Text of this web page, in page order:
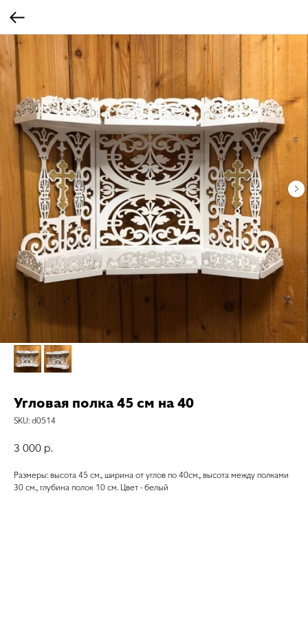
Угловая полка 45 см на 40
SKU: d0514
3 000 р.
Размеры: высота 45 см., ширина от углов по 40см., высота между полками
30 см., глубина полок 10 см. Цвет - белый